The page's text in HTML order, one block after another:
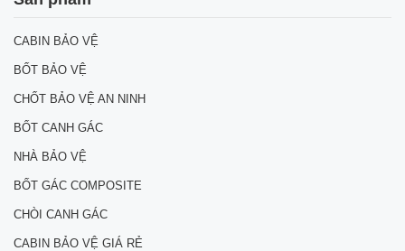
CABIN BẢO VỆ
BỐT BẢO VỆ
CHỐT BẢO VỆ AN NINH
BỐT CANH GÁC
NHÀ BẢO VỆ
BỐT GÁC COMPOSITE
CHÒI CANH GÁC
CABIN BẢO VỆ GIÁ RẺ